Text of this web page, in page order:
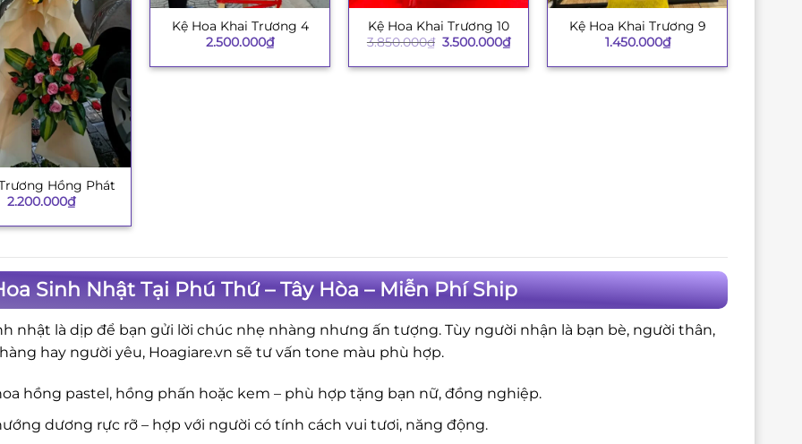
Hồng Phát
2.200.000₫
+
Kệ Hoa Khai Trương 4
2.500.000₫
+
Kệ Hoa Khai Trương 10
3.850.000₫ Giá
là:
3.500.000₫Giá
hiện
tại
+
Kệ Hoa Khai Trương 9
1.450.000₫
Sinh Nhật Tại Phú Thứ – Tây Hòa – Miễn Phí Ship
nhật là dịp để bạn gửi lời chúc nhẹ nhàng nhưng ấn tượng. Tùy người nhận là bạn bè, người thân,
hay người yêu, Hoagiare.vn sẽ tư vấn tone màu phù hợp.
hồng pastel, hồng phấn hoặc kem – phù hợp tặng bạn nữ, đồng nghiệp.
dương rực rỡ – hợp với người có tính cách vui tươi, năng động.